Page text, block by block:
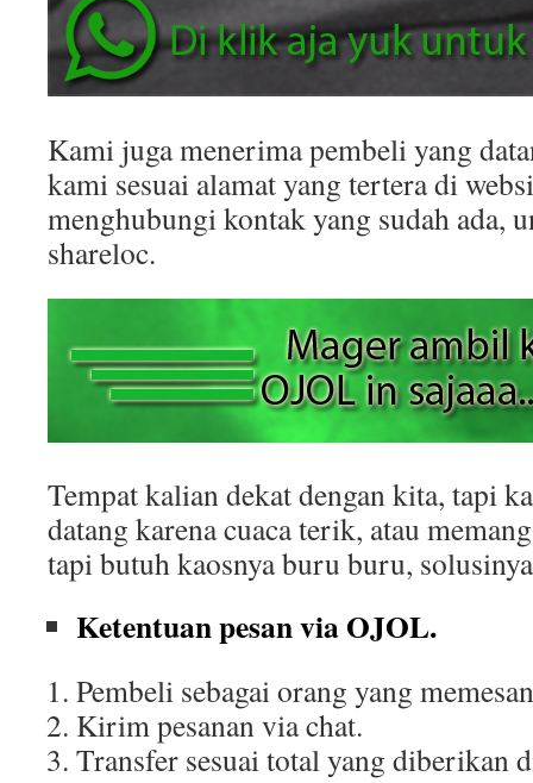
Kami juga menerima pembeli yang
kami sesuai alamat yang tertera di
menghubungi kontak yang sudah ada,
shareloc.
Tempat kalian dekat dengan kita, tapi
datang karena cuaca terik, atau
tapi butuh kaosnya buru buru,
Ketentuan pesan via OJOL.
Pembeli sebagai orang yang
Kirim pesanan via chat.
Transfer sesuai total yang diberikan